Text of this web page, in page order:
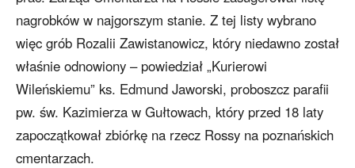
nagrobków w najgorszym stanie. Z tej listy wybrano
więc grób Rozalii Zawistanowicz, który niedawno został
właśnie odnowiony – powiedział „Kurierowi
Wileńskiemu” ks. Edmund Jaworski, proboszcz parafii
pw. św. Kazimierza w Gułtowach, który przed 18 laty
zapoczątkował zbiórkę na rzecz Rossy na poznańskich
cmentarzach.